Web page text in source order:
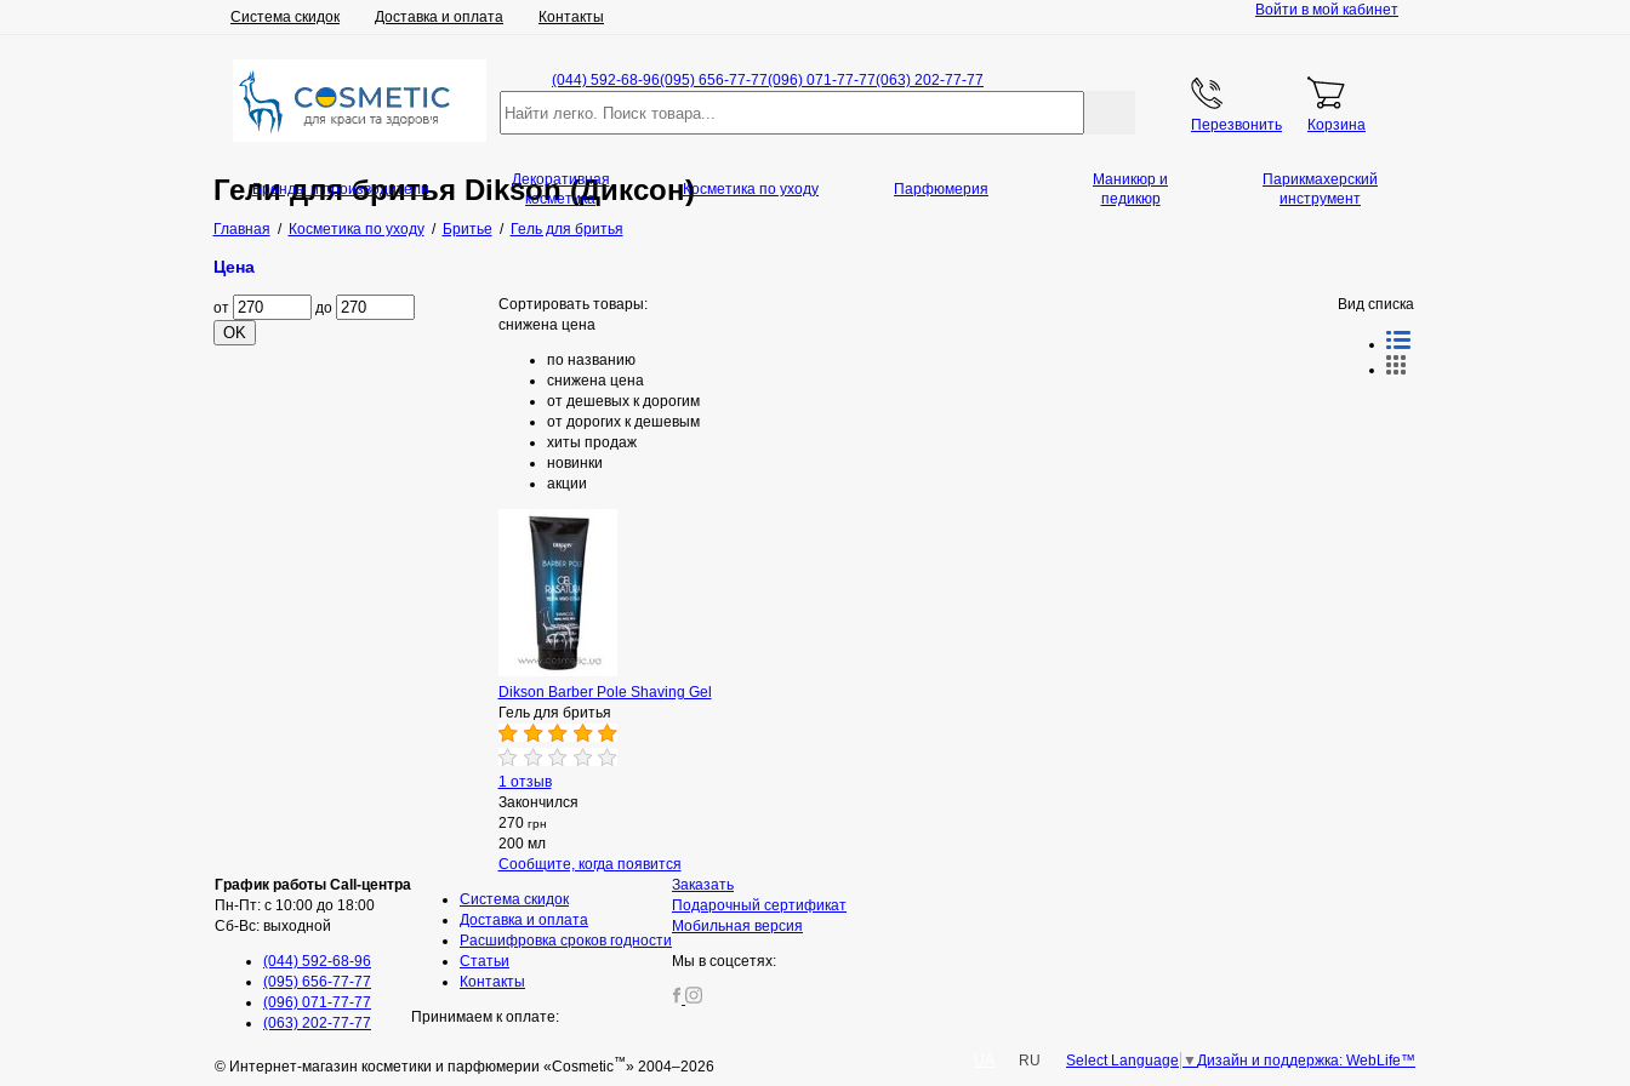
Система скидок Доставка и оплата Контакты Войти в мой кабинет
(044) 592-68-96(095) 656-77-77(096) 071-77-77(063) 202-77-77
Перезвонить Корзина
Гели для бритья Dikson (Диксон)
Главная / Косметика по уходу/ Бритье / Гель для бритья
Вид списка
Сортировать товары:
снижена цена
по названию
снижена цена
от дешевых к дорогим
от дорогих к дешевым
хиты продаж
новинки
акции
Dikson Barber Pole Shaving Gel
Гель для бритья
1 отзыв
Закончился
270 грн
200 мл
Сообщите, когда появится
Бренды и производители
Декоративная
косметика
Косметика по уходу Парфюмерия
Маникюр и
педикюр
Парикмахерский
инструмент
Цена
от до
OK
График работы Call-центра
Пн-Пт: с 10:00 до 18:00
Сб-Вс: выходной
(044) 592-68-96
(095) 656-77-77
(096) 071-77-77
(063) 202-77-77
Система скидок
Доставка и оплата
Расшифровка сроков годности
Статьи
Контакты
Принимаем к оплате:
Заказать
Подарочный сертификат
Мобильная версия
Мы в соцсетях:
© Интернет-магазин косметики и парфюмерии «Cosmetic™» 2004–2026 Дизайн и поддержка: WebLife™
Select Language ▼
RU